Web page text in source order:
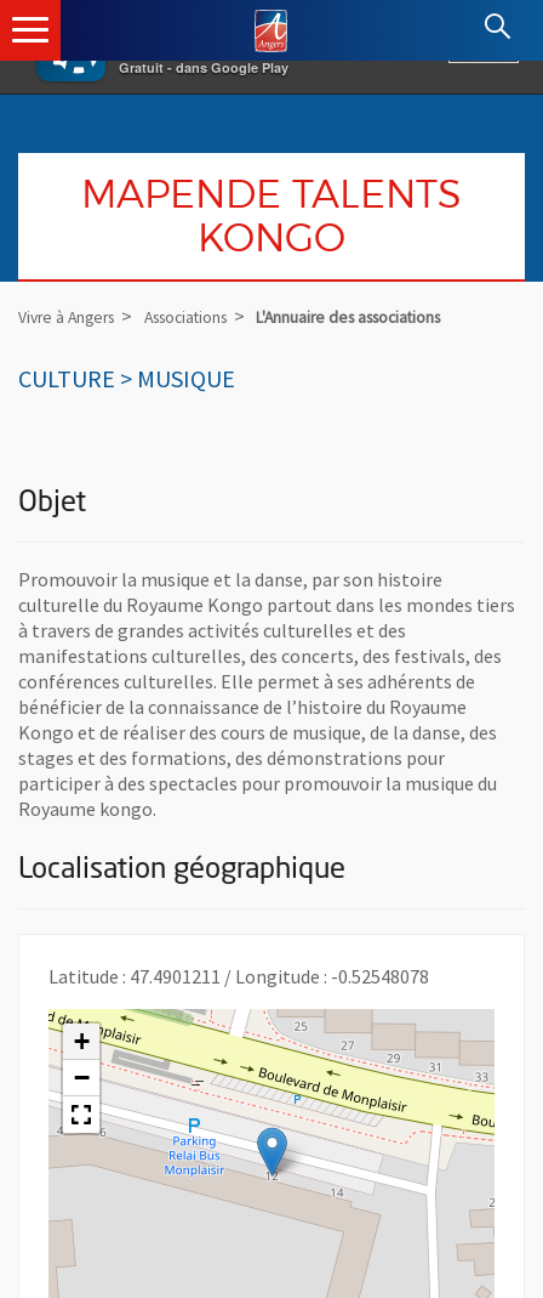
×
Gratuit - dans Google Play
Angers.fr : Retour à l'accueil
MAPENDE TALENTS
KONGO
Vivre à Angers Associations L'Annuaire des associations
CULTURE > MUSIQUE
Objet
Promouvoir la musique et la danse, par son histoire
culturelle du Royaume Kongo partout dans les mondes tiers
à travers de grandes activités culturelles et des
manifestations culturelles, des concerts, des festivals, des
conférences culturelles. Elle permet à ses adhérents de
bénéficier de la connaissance de l’histoire du Royaume
Kongo et de réaliser des cours de musique, de la danse, des
stages et des formations, des démonstrations pour
participer à des spectacles pour promouvoir la musique du
Royaume kongo.
Localisation géographique
Latitude : 47.4901211 / Longitude : -0.52548078
+
−